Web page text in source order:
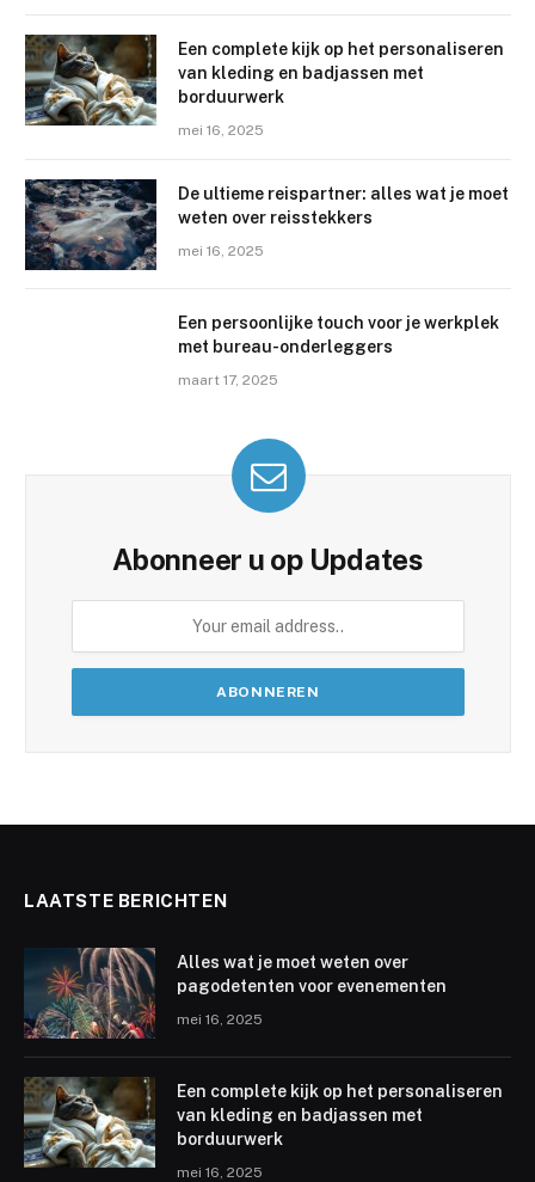
Een complete kijk op het personaliseren
van kleding en badjassen met
borduurwerk
mei 16, 2025
De ultieme reispartner: alles wat je moet
weten over reisstekkers
mei 16, 2025
Een persoonlijke touch voor je werkplek
met bureau-onderleggers
maart 17, 2025
Abonneer u op Updates
LAATSTE BERICHTEN
Alles wat je moet weten over
pagodetenten voor evenementen
mei 16, 2025
Een complete kijk op het personaliseren
van kleding en badjassen met
borduurwerk
mei 16, 2025